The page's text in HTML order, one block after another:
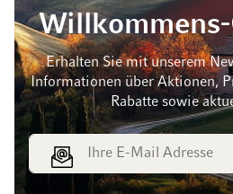
Erhalten Sie mit unserem
Informationen über Aktionen,
Rabatte sowie
E-Mail Adresse